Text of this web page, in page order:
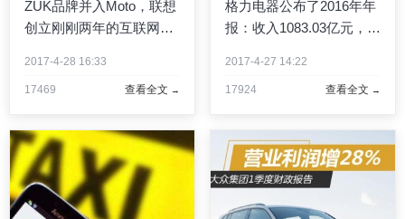
ZUK品牌并入Moto，联想
创立刚刚两年的互联网品
匆，去也匆匆/多少还有点
博”对这段话进行了点赞，
并且评论了一个大哭的表
情 ...
2017-4-28 16:33
17469 查看全文
格力电器公布了2016年年
报：收入1083.03亿元，同
23％。同时，格力电器拟
照其总股本60.16亿股计
算，此次分红总额高达
108.28亿 ...
2017-4-27 14:22
17924 查看全文